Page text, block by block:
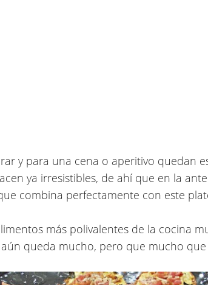
y para una cena o aperitivo quedan
ya irresistibles, de ahí que en la
combina perfectamente con este
más polivalentes de la cocina
queda mucho, pero que mucho